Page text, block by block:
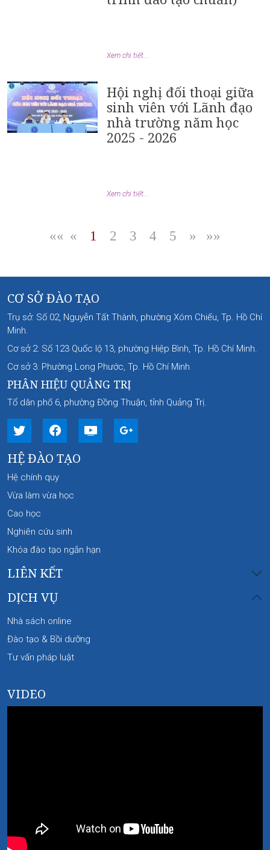
Xem chi tiết...
Hội nghị đối thoại giữa
sinh viên với Lãnh đạo
nhà trường năm học
2025 - 2026
Xem chi tiết...
«« « 1 2 3 4 5 » »»
CƠ SỞ ĐÀO TẠO
Trụ sở: Số 02, Nguyễn Tất Thành, phường Xóm Chiếu, Tp. Hồ Chí
Minh.
Cơ sở 2: Số 123 Quốc lộ 13, phường Hiệp Bình, Tp. Hồ Chí Minh.
Cơ sở 3: Phường Long Phước, Tp. Hồ Chí Minh
PHÂN HIỆU QUẢNG TRỊ
Tổ dân phố 6, phường Đồng Thuận, tỉnh Quảng Trị.
HỆ ĐÀO TẠO
Hệ chính quy
Vừa làm vừa học
Cao học
Nghiên cứu sinh
Khóa đào tạo ngắn hạn
LIÊN KẾT
DỊCH VỤ
Nhà sách online
Đào tạo & Bồi dưỡng
Tư vấn pháp luật
VIDEO